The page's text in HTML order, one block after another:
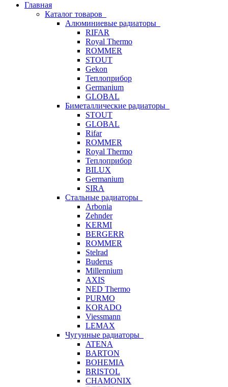
Главная
Каталог товаров
Алюминиевые радиаторы
RIFAR
Royal Thermo
ROMMER
STOUT
Gekon
Теплоприбор
Germanium
GLOBAL
Биметаллические радиаторы
STOUT
GLOBAL
Rifar
ROMMER
Royal Thermo
Теплоприбор
BILUX
Germanium
SIRA
Стальные радиаторы
Arbonia
Zehnder
KERMI
BERGERR
ROMMER
Stelrad
Buderus
Millennium
AXIS
NED Thermo
PURMO
KORADO
Viessmann
LEMAX
Чугунные радиаторы
ATENA
BARTON
BOHEMIA
BRISTOL
CHAMONIX